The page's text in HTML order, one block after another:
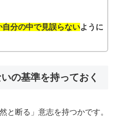
自分の中で見誤らないように
の基準を持っておく
と断る」意志を持つかです。